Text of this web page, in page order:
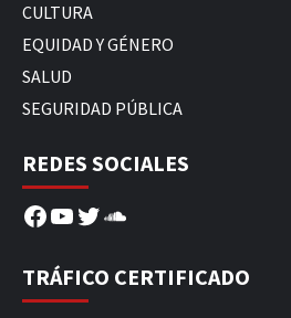
CULTURA
EQUIDAD Y GÉNERO
SALUD
SEGURIDAD PÚBLICA
REDES SOCIALES
Facebook
YouTube
Twitter
SoundCloud
TRÁFICO CERTIFICADO